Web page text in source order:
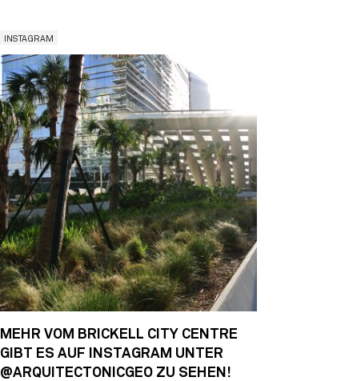
INSTAGRAM
MEHR VOM BRICKELL CITY CENTRE
GIBT ES AUF INSTAGRAM UNTER
@ARQUITECTONICGEO ZU SEHEN!